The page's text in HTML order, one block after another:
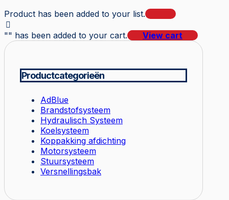
Product has been added to your list.
"" has been added to your cart. View cart
Productcategorieën
AdBlue
Brandstofsysteem
Hydraulisch Systeem
Koelsysteem
Koppakking afdichting
Motorsysteem
Stuursysteem
Versnellingsbak